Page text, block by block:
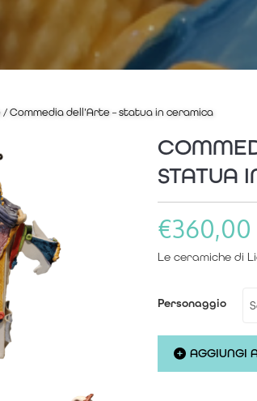
/ Commedia dell’Arte – statua in ceramica
STATUA
€360,00
Le ceramiche di
Personaggio
CommediaAGGIUNGI